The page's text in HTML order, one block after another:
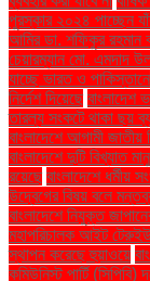
পুরস্কার ২০২৪ পাচ্ছেন
আমির ডা. শফিকুর রহমান
চেয়ারম্যান মো. এমদাদ উল
যাচ্ছে ভারত ও পাকিস্তানে
নির্দেশ দিয়েছে বাংলাদেশ
তারল্য সংকটে থাকা ছয়
বাংলাদেশে আগামী জাতীয়
বাংলাদেশে দুটি বিখ্যাত
রয়েছে বাংলাদেশে ধর্মীয়
উদ্বেগের বিষয় বলে
বাংলাদেশে নিযুক্ত
মহাপরিচালক আইট
স্থাপন করেছে হুয়াওয়ে
কমিউনিস্ট পার্টি